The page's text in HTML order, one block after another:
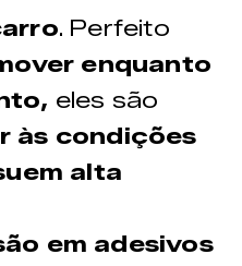
. Perfeito
enquanto
eles são
às condições
alta
em adesivos